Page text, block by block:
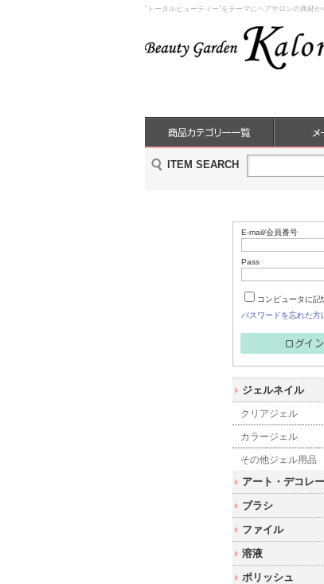
“トータルビューティー”をテーマにヘアサロンの商材
ITEM SEARCH
E-mail/会員番号
Pass
コンピュータに記
パスワードを忘れた方
ジェルネイル
クリアジェル
カラージェル
その他ジェル用品
アート・デコレ
ブラシ
ファイル
溶液
ポリッシュ